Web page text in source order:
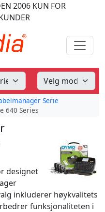
2006KUN FOR
Serie
640 Series
designet
inkluderer høykvalitets
funksjonaliteten i